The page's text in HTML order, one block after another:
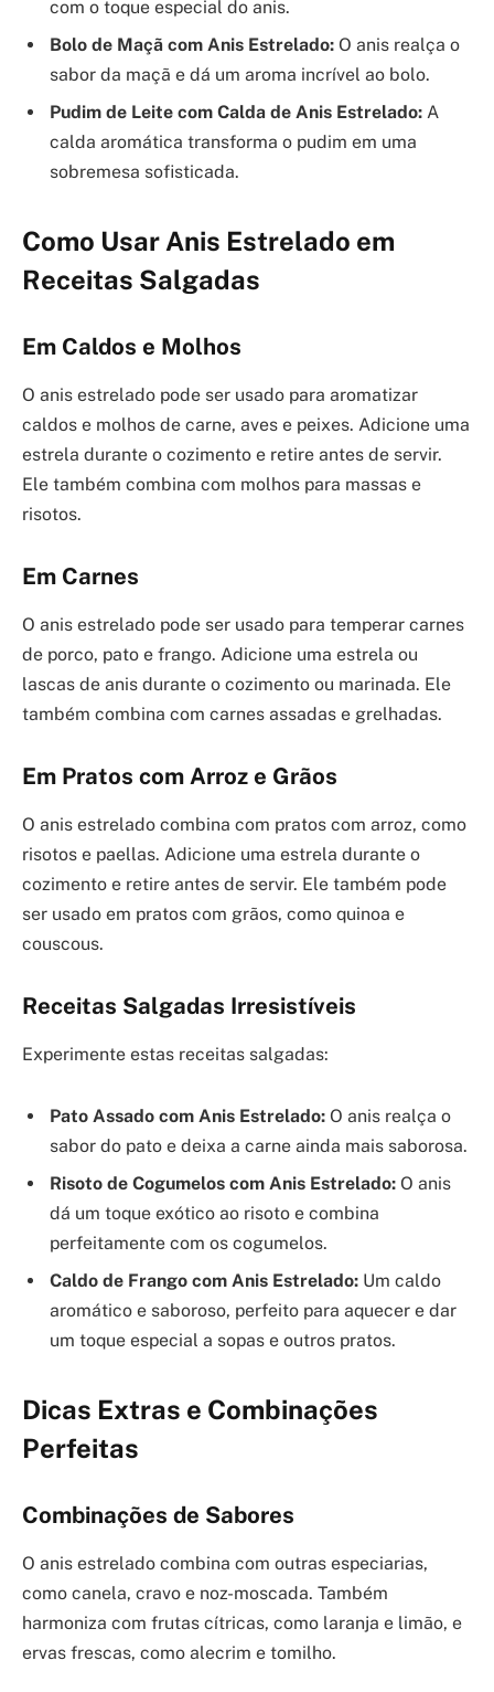
com o toque especial do anis.
Bolo de Maçã com Anis Estrelado: O anis realça o
sabor da maçã e dá um aroma incrível ao bolo.
Pudim de Leite com Calda de Anis Estrelado: A
calda aromática transforma o pudim em uma
sobremesa sofisticada.
Como Usar Anis Estrelado em
Receitas Salgadas
Em Caldos e Molhos
O anis estrelado pode ser usado para aromatizar
caldos e molhos de carne, aves e peixes. Adicione uma
estrela durante o cozimento e retire antes de servir.
Ele também combina com molhos para massas e
risotos.
Em Carnes
O anis estrelado pode ser usado para temperar carnes
de porco, pato e frango. Adicione uma estrela ou
lascas de anis durante o cozimento ou marinada. Ele
também combina com carnes assadas e grelhadas.
Em Pratos com Arroz e Grãos
O anis estrelado combina com pratos com arroz, como
risotos e paellas. Adicione uma estrela durante o
cozimento e retire antes de servir. Ele também pode
ser usado em pratos com grãos, como quinoa e
couscous.
Receitas Salgadas Irresistíveis
Experimente estas receitas salgadas:
Pato Assado com Anis Estrelado: O anis realça o
sabor do pato e deixa a carne ainda mais saborosa.
Risoto de Cogumelos com Anis Estrelado: O anis
dá um toque exótico ao risoto e combina
perfeitamente com os cogumelos.
Caldo de Frango com Anis Estrelado: Um caldo
aromático e saboroso, perfeito para aquecer e dar
um toque especial a sopas e outros pratos.
Dicas Extras e Combinações
Perfeitas
Combinações de Sabores
O anis estrelado combina com outras especiarias,
como canela, cravo e noz-moscada. Também
harmoniza com frutas cítricas, como laranja e limão, e
ervas frescas, como alecrim e tomilho.